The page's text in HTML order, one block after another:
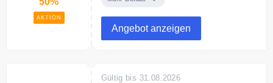
AKTION
Angebot anzeigen
Gültig bis 31.08.2026